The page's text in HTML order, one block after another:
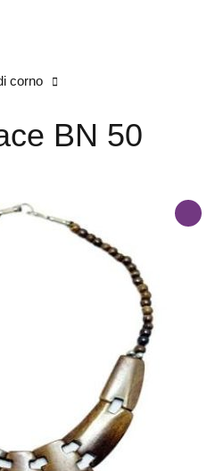
corno
BN 50